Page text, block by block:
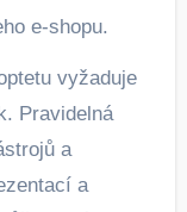
e-shopu.
vyžaduje
Pravidelná
a
a